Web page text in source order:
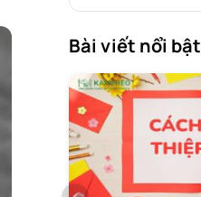
Bài viết nổi bật